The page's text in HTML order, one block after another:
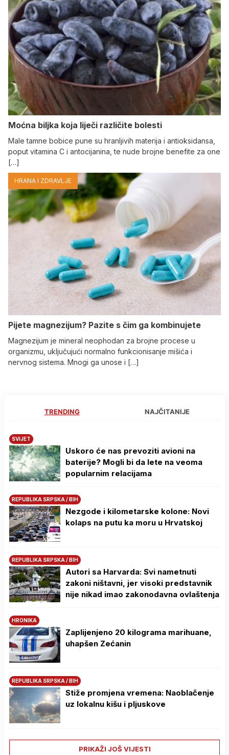
Moćna biljka koja liječi različite bolesti
Male tamne bobice pune su hranljivih materija i antioksidansa,
poput vitamina C i antocijanina, te nude brojne benefite za one
[…]
HRANA I ZDRAVLJE
Pijete magnezijum? Pazite s čim ga kombinujete
Magnezijum je mineral neophodan za brojne procese u
organizmu, uključujući normalno funkcionisanje mišića i
nervnog sistema. Mnogi ga unose i […]
TRENDING NAJČITANIJE
SVIJET
Uskoro će nas prevoziti avioni na
baterije? Mogli bi da lete na veoma
popularnim relacijama
REPUBLIKA SRPSKA / BIH
Nezgode i kilometarske kolone: Novi
kolaps na putu ka moru u Hrvatskoj
REPUBLIKA SRPSKA / BIH
Autori sa Harvarda: Svi nametnuti
zakoni ništavni, jer visoki predstavnik
nije nikad imao zakonodavna ovlaštenja
HRONIKA
Zaplijenjeno 20 kilograma marihuane,
uhapšen Zećanin
REPUBLIKA SRPSKA / BIH
Stiže promjena vremena: Naoblačenje
uz lokalnu kišu i pljuskove
PRIKAŽI JOŠ VIJESTI